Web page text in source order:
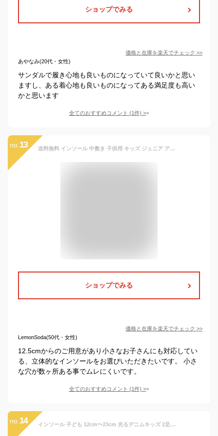
ショップでみる
価格と在庫を楽天でチェック >>
あやなみ(20代・女性)
サンダルで履き心地も良いものになっていて良いかと思い
ますし、ある着心地も良いものになってある満足度も高い
かと思います
全てのおすすめコメント (1件) >
no. 13 送料無料 インソール 中敷き 子供用 キッズ ジュニア アーチサポート 衝撃吸収 3D立体 サイズ調整 土踏まず アーチサポーター クッション 靴底 軽量 軽い スポーツ 運動 歩行 ランニング サッカー 野球 子ども
ショップでみる
価格と在庫を楽天でチェック >>
LemonSoda(50代・女性)
12.5cmからのご用意があり小さなお子さんにも対応してい
る、立体的なインソールをお選びいただきたいです。 小さ
な穴が数ヶ所ある事でムレにくいです。
全てのおすすめコメント (1件) >
no. 14 インソール 子ども 12cm〜23cm 光るデニムキッズ 2足セット 光る 発光 夜道 キャンプ アウトドア 車内 子ども靴 上履き インソール 中敷 スニーカー レンブーツ 新学期 幼稚園 小学校 履き間違い防止 活性炭入り 消臭